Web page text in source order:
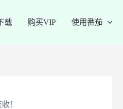
载 购买VIP 使用番茄
！